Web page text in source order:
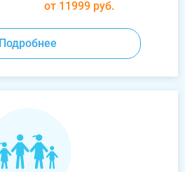
от 11999 руб.
Подробнее